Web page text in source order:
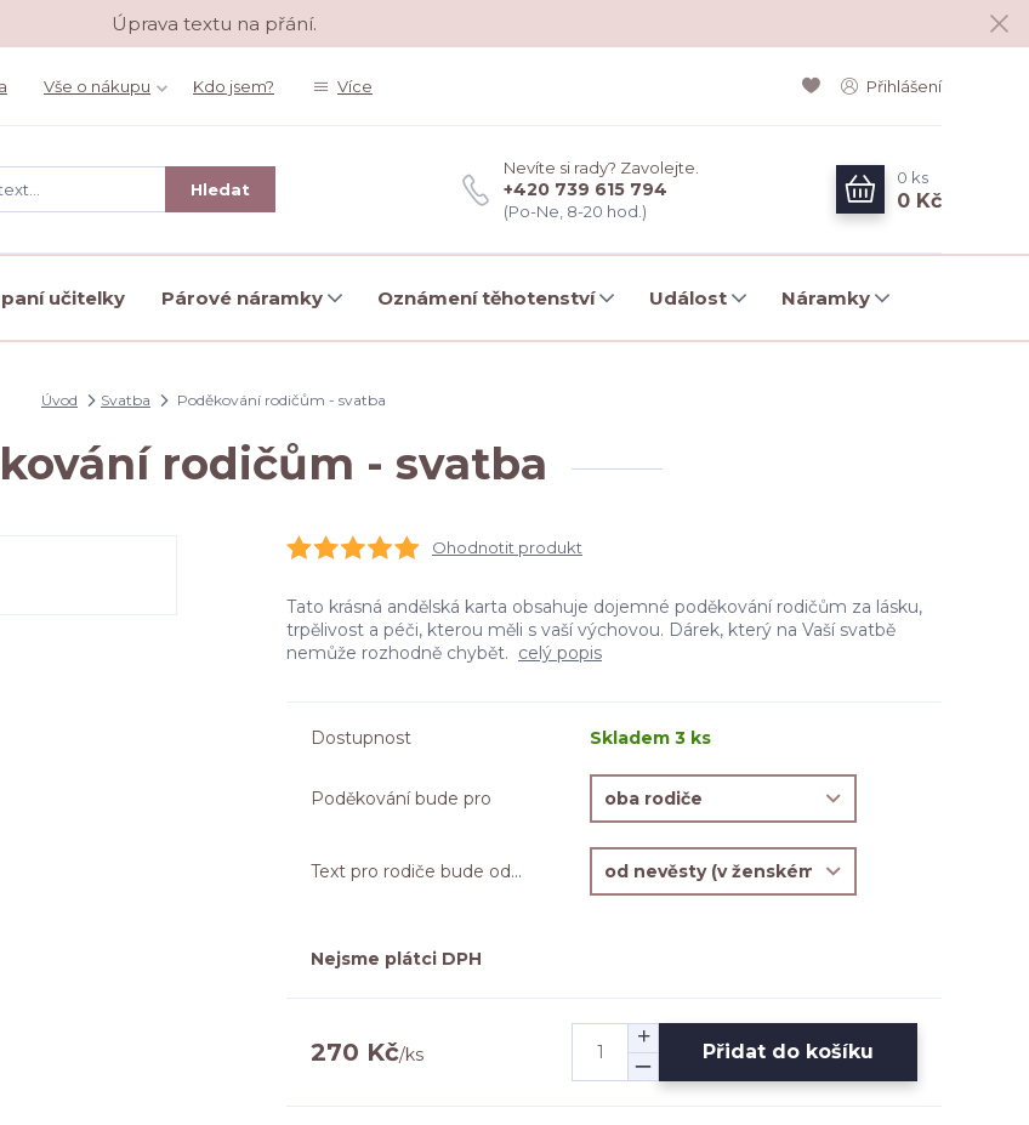
Úprava textu na přání.
Vše o nákupu Kdo jsem? Více Přihlášení
Hledat
Nevíte si rady? Zavolejte.
+420 739 615 794
(Po-Ne, 8-20 hod.)
0 ks
0 Kč
učitelky Párové náramky Oznámení těhotenství Událost Náramky
Úvod Svatba Poděkování rodičům - svatba
rodičům - svatba
Ohodnotit produkt
Tato krásná andělská karta obsahuje dojemné poděkování rodičům za lásku,
trpělivost a péči, kterou měli s vaší výchovou. Dárek, který na Vaší svatbě
nemůže rozhodně chybět. celý popis
Dostupnost Skladem 3 ks
Poděkování bude pro
Text pro rodiče bude od...
Nejsme plátci DPH
270 Kč/ks Přidat do košíku